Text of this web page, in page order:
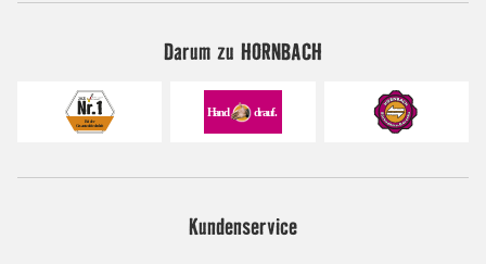
Darum zu HORNBACH
Kundenservice